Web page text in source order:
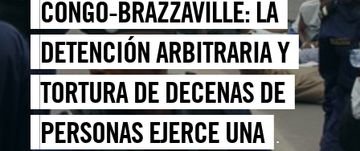
CONGO-BRAZZAVILLE: LA
DETENCIÓN ARBITRARIA Y
TORTURA DE DECENAS DE
PERSONAS EJERCE UNA